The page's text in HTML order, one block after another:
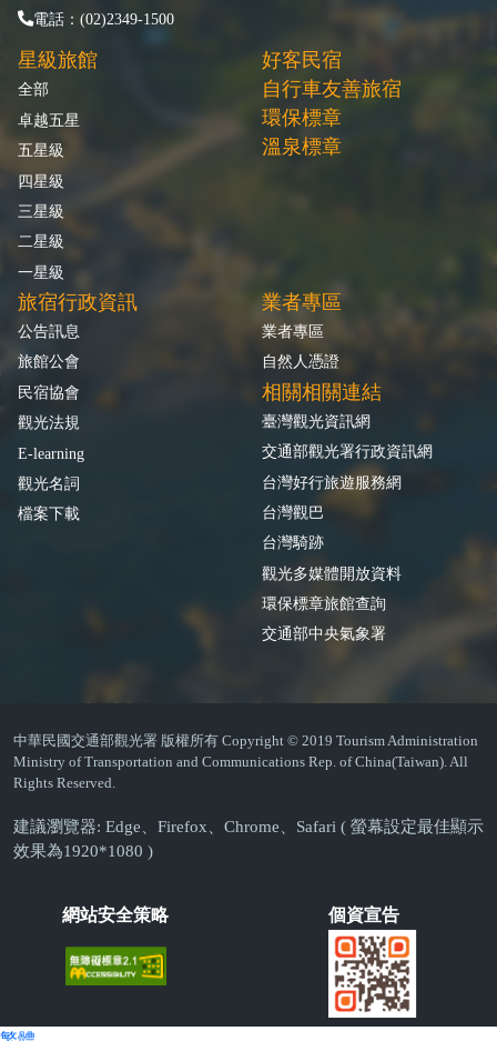
電話：(02)2349-1500
星級旅館
全部
卓越五星
五星級
四星級
三星級
二星級
一星級
好客民宿
自行車友善旅宿
環保標章
溫泉標章
旅宿行政資訊
公告訊息
旅館公會
民宿協會
觀光法規
E-learning
觀光名詞
檔案下載
業者專區
業者專區
自然人憑證
相關相關連結
臺灣觀光資訊網
交通部觀光署行政資訊網
台灣好行旅遊服務網
台灣觀巴
台灣騎跡
觀光多媒體開放資料
環保標章旅館查詢
交通部中央氣象署
中華民國交通部觀光署 版權所有 Copyright © 2019 Tourism Administration
Ministry of Transportation and Communications Rep. of China(Taiwan). All
Rights Reserved.
建議瀏覽器: Edge、Firefox、Chrome、Safari ( 螢幕設定最佳顯示
效果為1920*1080 )
網站安全策略 個資宣告